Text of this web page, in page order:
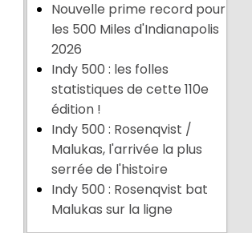
Nouvelle prime record pour
les 500 Miles d'Indianapolis
2026
Indy 500 : les folles
statistiques de cette 110e
édition !
Indy 500 : Rosenqvist /
Malukas, l'arrivée la plus
serrée de l'histoire
Indy 500 : Rosenqvist bat
Malukas sur la ligne